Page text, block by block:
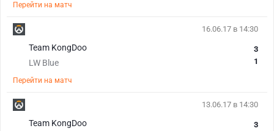
Перейти на матч
16.06.17 в 14:30
Team KongDoo
LW Blue
3
1
Перейти на матч
13.06.17 в 14:30
Team KongDoo
3